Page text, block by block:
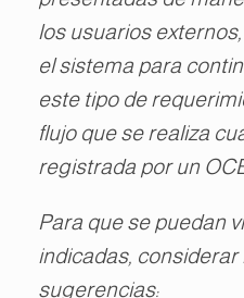
los usuarios
el sistema para
este tipo de
flujo que se realiza
registrada por un
Para que se puedan
indicadas,
sugerencias: